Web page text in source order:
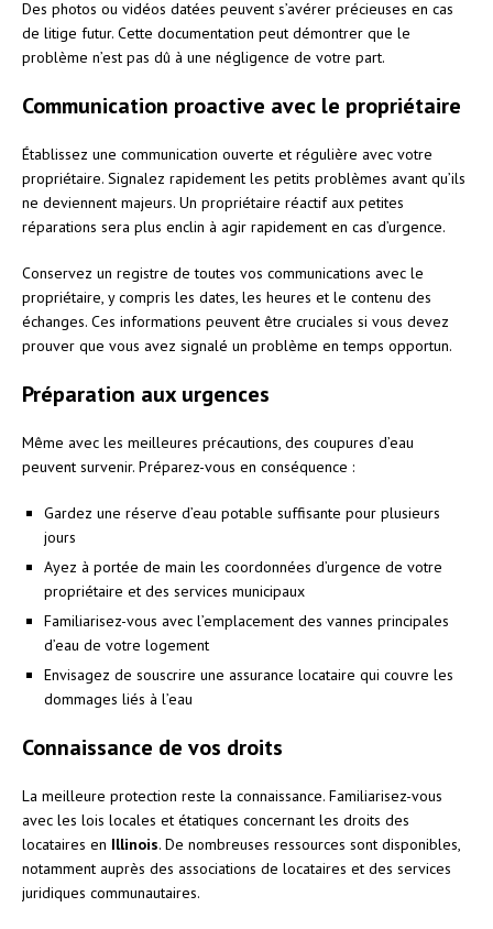
Des photos ou vidéos datées peuvent s’avérer précieuses en cas
de litige futur. Cette documentation peut démontrer que le
problème n’est pas dû à une négligence de votre part.
Communication proactive avec le propriétaire
Établissez une communication ouverte et régulière avec votre
propriétaire. Signalez rapidement les petits problèmes avant qu’ils
ne deviennent majeurs. Un propriétaire réactif aux petites
réparations sera plus enclin à agir rapidement en cas d’urgence.
Conservez un registre de toutes vos communications avec le
propriétaire, y compris les dates, les heures et le contenu des
échanges. Ces informations peuvent être cruciales si vous devez
prouver que vous avez signalé un problème en temps opportun.
Préparation aux urgences
Même avec les meilleures précautions, des coupures d’eau
peuvent survenir. Préparez-vous en conséquence :
Gardez une réserve d’eau potable suffisante pour plusieurs
jours
Ayez à portée de main les coordonnées d’urgence de votre
propriétaire et des services municipaux
Familiarisez-vous avec l’emplacement des vannes principales
d’eau de votre logement
Envisagez de souscrire une assurance locataire qui couvre les
dommages liés à l’eau
Connaissance de vos droits
La meilleure protection reste la connaissance. Familiarisez-vous
avec les lois locales et étatiques concernant les droits des
locataires en Illinois. De nombreuses ressources sont disponibles,
notamment auprès des associations de locataires et des services
juridiques communautaires.